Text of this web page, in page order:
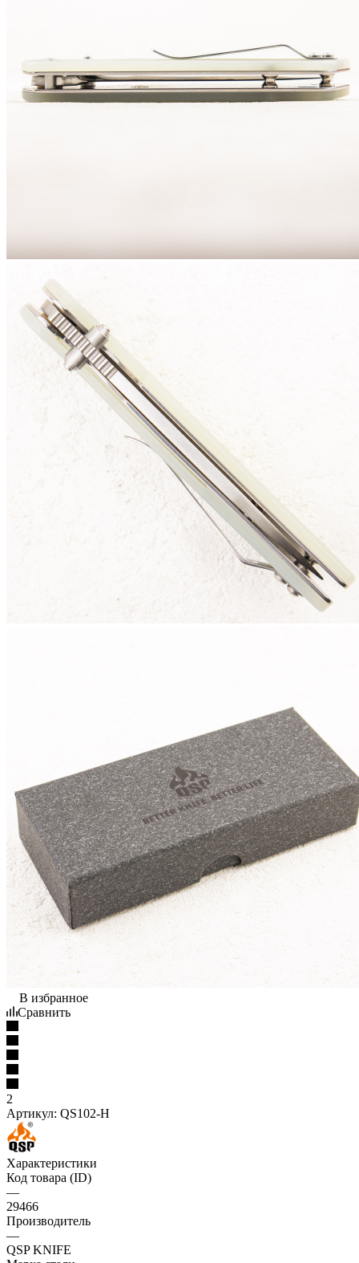
В избранное
Сравнить
2
Артикул: QS102-H
Характеристики
Код товара (ID)
—
29466
Производитель
—
QSP KNIFE